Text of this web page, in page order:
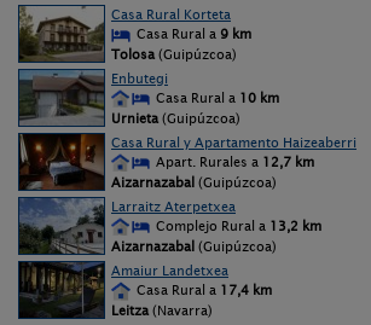
Casa Rural Korteta
Casa Rural a 9 km
Tolosa (Guipúzcoa)
Enbutegi
Casa Rural a 10 km
Urnieta (Guipúzcoa)
Casa Rural y Apartamento Haizeaberri
Apart. Rurales a 12,7 km
Aizarnazabal (Guipúzcoa)
Larraitz Aterpetxea
Complejo Rural a 13,2 km
Aizarnazabal (Guipúzcoa)
Amaiur Landetxea
Casa Rural a 17,4 km
Leitza (Navarra)